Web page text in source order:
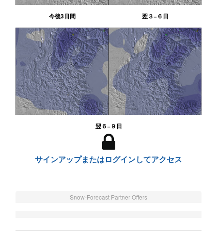
今後3日間 翌３−６日
翌６−９日
サインアップまたはログインしてアクセス
Snow-Forecast Partner Offers